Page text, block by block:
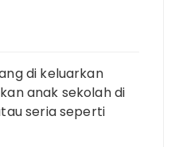
di keluarkan
anak sekolah di
seria seperti